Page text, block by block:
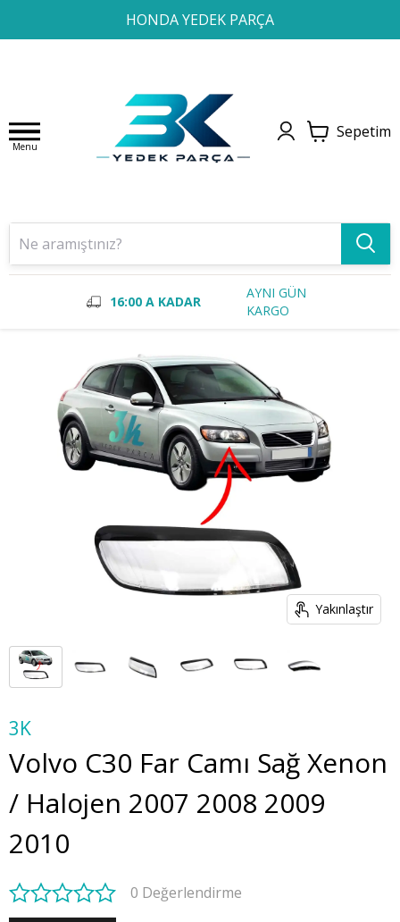
HONDA YEDEK PARÇA
1 2 3 4
Menu
Sepetim
16:00 A KADAR
AYNI GÜN
KARGO
Yakınlaştır
3K
Volvo C30 Far Camı Sağ Xenon
/ Halojen 2007 2008 2009
2010
0 Değerlendirme